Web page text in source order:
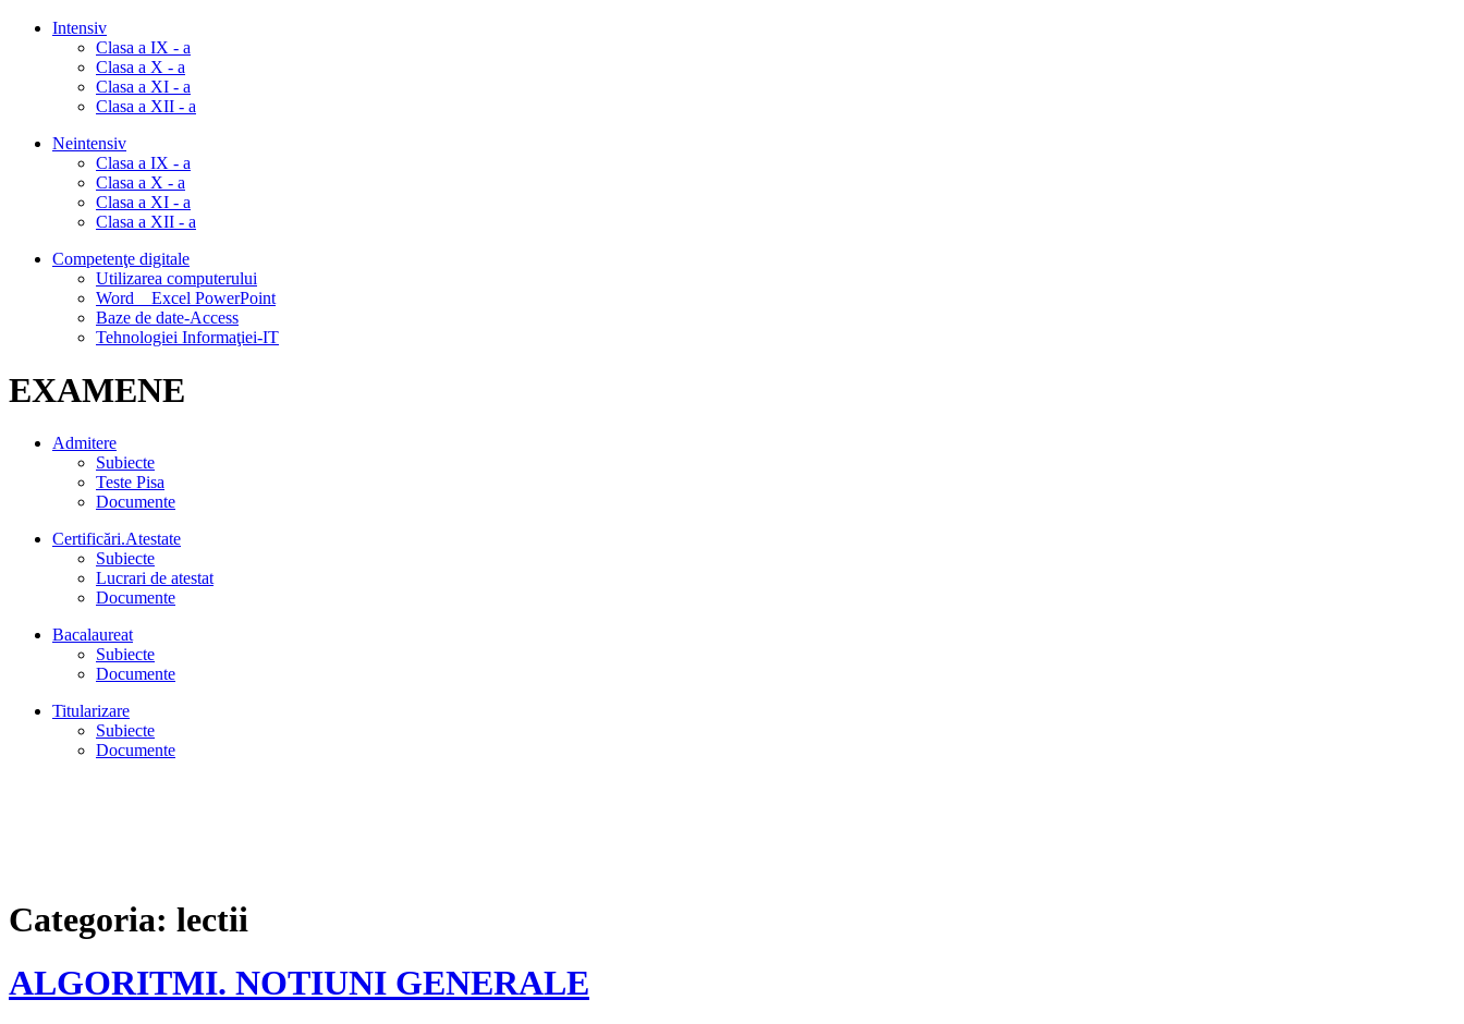
Intensiv
Clasa a IX - a
Clasa a X - a
Clasa a XI - a
Clasa a XII - a
Neintensiv
Clasa a IX - a
Clasa a X - a
Clasa a XI - a
Clasa a XII - a
Competenţe digitale
Utilizarea computerului
Word Excel PowerPoint
Baze de date-Access
Tehnologiei Informaţiei-IT
EXAMENE
Admitere
Subiecte
Teste Pisa
Documente
Certificări.Atestate
Subiecte
Lucrari de atestat
Documente
Bacalaureat
Subiecte
Documente
Titularizare
Subiecte
Documente
Categoria: lectii
ALGORITMI. NOTIUNI GENERALE